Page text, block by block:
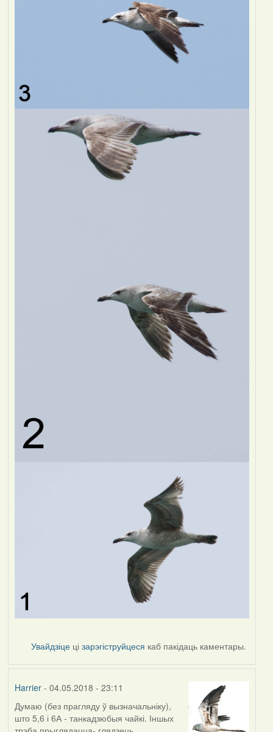
Увайдзіце цізарэгіструйцеся каб пакідаць каментары.
Harrier- 04.05.2018 - 23:11
Думаю (без прагляду ў вызначальніку),
што 5,6 і 6А - танкадзюбыя чайкі. Іншых